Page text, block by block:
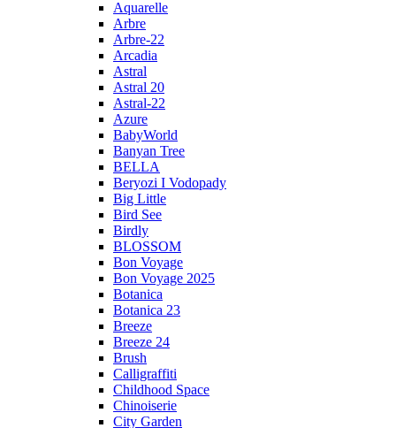
Aquarelle
Arbre
Arbre-22
Arcadia
Astral
Astral 20
Astral-22
Azure
BabyWorld
Banyan Tree
BELLA
Beryozi I Vodopady
Big Little
Bird See
Birdly
BLOSSOM
Bon Voyage
Bon Voyage 2025
Botanica
Botanica 23
Breeze
Breeze 24
Brush
Calligraffiti
Childhood Space
Chinoiserie
City Garden